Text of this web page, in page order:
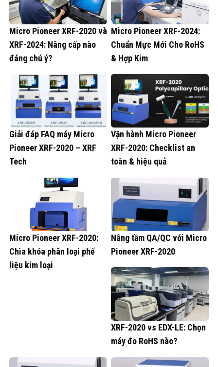
Micro Pioneer XRF-2020 và
XRF-2024: Nâng cấp nào
đáng chú ý?
Micro Pioneer XRF-2024:
Chuẩn Mực Mới Cho RoHS
& Hợp Kim
Giải đáp FAQ máy Micro
Pioneer XRF-2020 – XRF
Tech
Vận hành Micro Pioneer
XRF-2020: Checklist an
toàn & hiệu quả
Micro Pioneer XRF-2020:
Chìa khóa phân loại phế
liệu kim loại
Nâng tầm QA/QC với Micro
Pioneer XRF-2020
XRF-2020 vs EDX-LE: Chọn
máy đo RoHS nào?